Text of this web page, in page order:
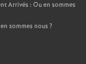
Arrivés : Ou en sommes
sommes nous ?